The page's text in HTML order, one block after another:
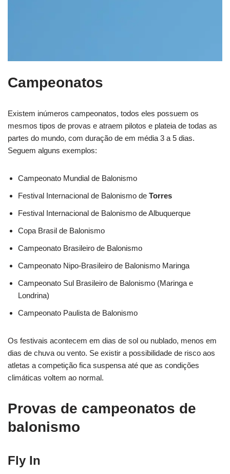
Campeonatos
Existem inúmeros campeonatos, todos eles possuem os
mesmos tipos de provas e atraem pilotos e plateia de todas as
partes do mundo, com duração de em média 3 a 5 dias.
Seguem alguns exemplos:
Campeonato Mundial de Balonismo
Festival Internacional de Balonismo de Torres
Festival Internacional de Balonismo de Albuquerque
Copa Brasil de Balonismo
Campeonato Brasileiro de Balonismo
Campeonato Nipo-Brasileiro de Balonismo Maringa
Campeonato Sul Brasileiro de Balonismo (Maringa e
Londrina)
Campeonato Paulista de Balonismo
Os festivais acontecem em dias de sol ou nublado, menos em
dias de chuva ou vento. Se existir a possibilidade de risco aos
atletas a competição fica suspensa até que as condições
climáticas voltem ao normal.
Provas de campeonatos de
balonismo
Fly In